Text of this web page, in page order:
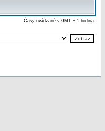
Časy uvádzané v GMT + 1 hodina